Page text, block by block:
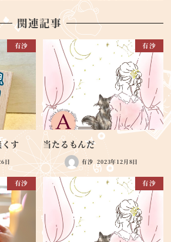
関連記事
有沙
す
日
有沙
当たるもんだ
有沙 2023年12月8日
有沙 有沙